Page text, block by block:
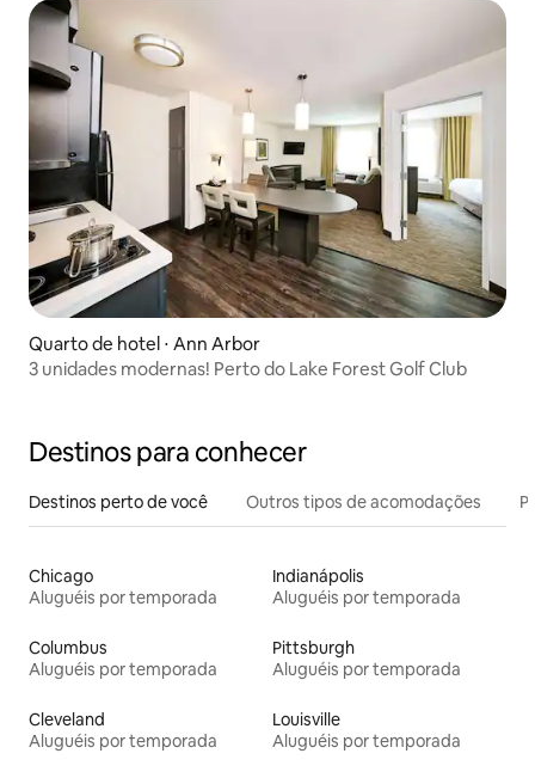
Quarto de hotel ⋅ Ann Arbor
3 unidades modernas! Perto do Lake Forest Golf Club
Destinos para conhecer
Destinos perto de você Outros tipos de acomodações
Chicago
Aluguéis por temporada
Indianápolis
Aluguéis por temporada
Columbus
Aluguéis por temporada
Pittsburgh
Aluguéis por temporada
Cleveland
Aluguéis por temporada
Louisville
Aluguéis por temporada